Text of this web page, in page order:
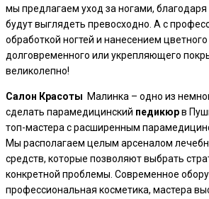
мы предлагаем уход за ногами, благодаря
будут выглядеть превосходно. А с
обработкой ногтей и нанесением цветного
долговременного или укрепляющего
великолепно!
Салон Красоты Малинка – одно из
сделать парамедицинский педикюрв
топ-мастера с расширенным
Мы располагаем целым арсеналом
средств, которые позволяют выбрать
конкретной проблемы. Современное
профессиональная косметика, мастера